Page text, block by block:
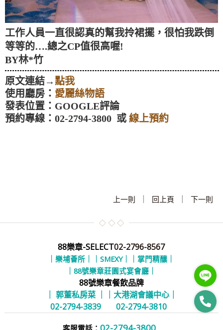
工作人員一直很認真的幫我拎裙擺，很怕我跌倒
等等的….總之CP值很高喔!
BY林*竹
原文連結→ 點我
使用廳房： 愛麗絲物語
發表位置：GOOGLE評論
預約專線：02-2794-3800 或 線上預約
上一則 | 回上頁 | 下一則
88樂章-SELECT02-2796-8567
｜樂埔薈所｜ ｜SMEXY｜
｜掌門精釀｜
｜88號樂章莊園式宴會廳｜
88號樂章餐飲品牌
｜ 郭董私房菜 ｜
02-2794-3839
｜大港湖會議中心｜
02-2794-3810